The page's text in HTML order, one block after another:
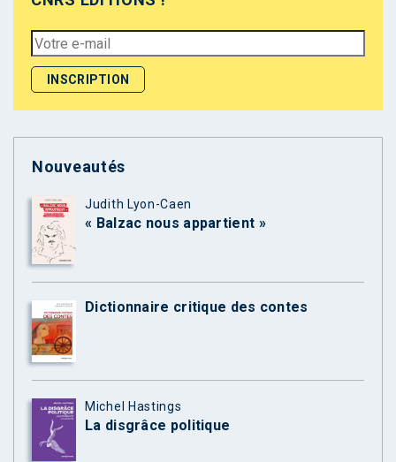
Nouveautés
Judith Lyon-Caen
« Balzac nous appartient »
Dictionnaire critique des contes
Michel Hastings
La disgrâce politique